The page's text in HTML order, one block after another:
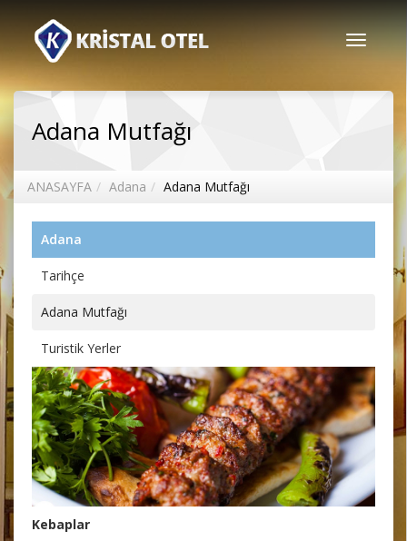
Toggle
Adana Mutfağı
ANASAYFA Adana Adana Mutfağı
Adana
Tarihçe
Adana Mutfağı
Turistik Yerler
Kebaplar